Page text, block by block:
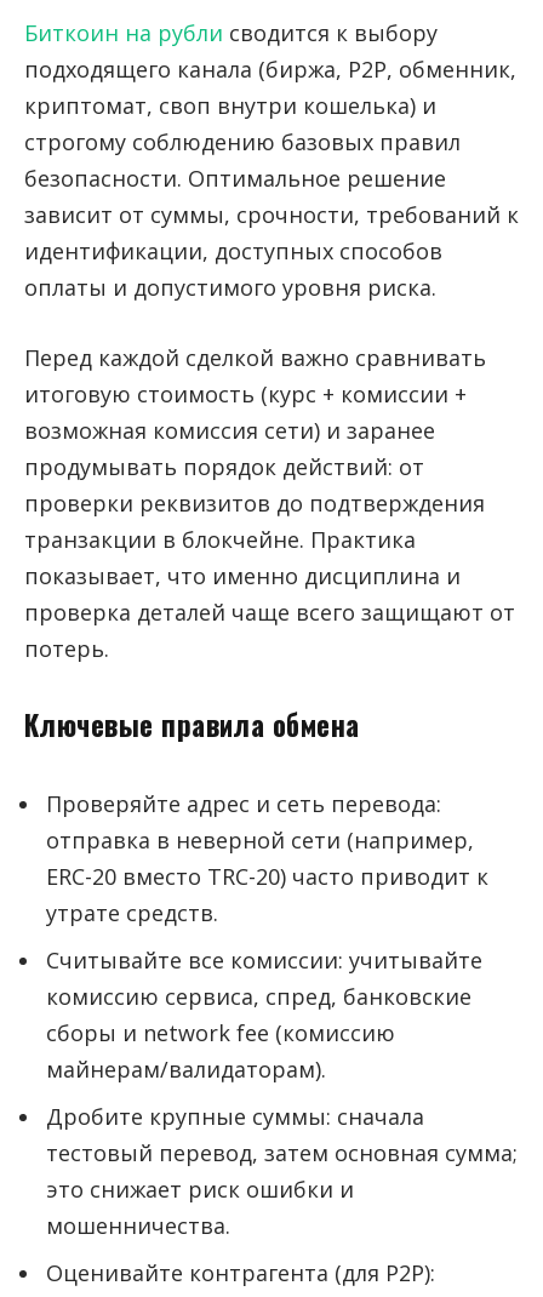
Биткоин на рубли сводится к выбору
подходящего канала (биржа, P2P, обменник,
криптомат, своп внутри кошелька) и
строгому соблюдению базовых правил
безопасности. Оптимальное решение
зависит от суммы, срочности, требований к
идентификации, доступных способов
оплаты и допустимого уровня риска.
Перед каждой сделкой важно сравнивать
итоговую стоимость (курс + комиссии +
возможная комиссия сети) и заранее
продумывать порядок действий: от
проверки реквизитов до подтверждения
транзакции в блокчейне. Практика
показывает, что именно дисциплина и
проверка деталей чаще всего защищают от
потерь.
Ключевые правила обмена
Проверяйте адрес и сеть перевода:
отправка в неверной сети (например,
ERC-20 вместо TRC-20) часто приводит к
утрате средств.
Считывайте все комиссии: учитывайте
комиссию сервиса, спред, банковские
сборы и network fee (комиссию
майнерам/валидаторам).
Дробите крупные суммы: сначала
тестовый перевод, затем основная сумма;
это снижает риск ошибки и
мошенничества.
Оценивайте контрагента (для P2P):